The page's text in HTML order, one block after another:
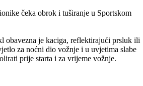
čeka obrok i tuširanje u Sportskom
obavezna je kaciga, reflektirajući prsluk ili
za noćni dio vožnje i u uvjetima slabe
prije starta i za vrijeme vožnje.